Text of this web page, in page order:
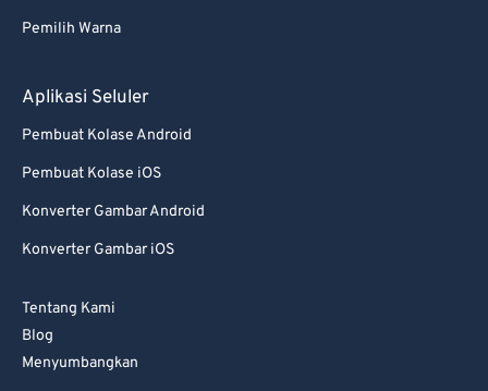
Pemilih Warna
Aplikasi Seluler
Pembuat Kolase Android
Pembuat Kolase iOS
Konverter Gambar Android
Konverter Gambar iOS
Tentang Kami
Blog
Menyumbangkan